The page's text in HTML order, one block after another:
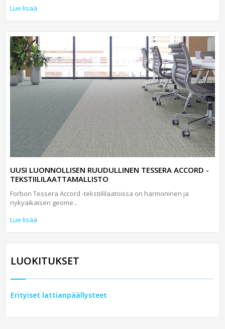
Lue lisää
UUSI LUONNOLLISEN RUUDULLINEN TESSERA ACCORD -
TEKSTIILILAATTAMALLISTO
Forbon Tessera Accord -tekstiililaatoissa on harmoninen ja
nykyaikaisen geome...
Lue lisää
LUOKITUKSET
Erityiset lattianpäällysteet